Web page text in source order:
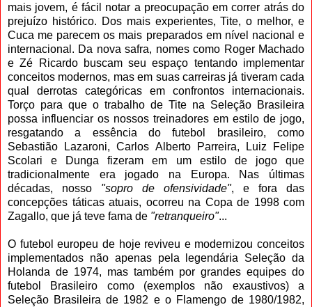
mais jovem, é fácil notar a preocupação em correr atrás do
prejuízo histórico. Dos mais experientes, Tite, o melhor, e
Cuca me parecem os mais preparados em nível nacional e
internacional. Da nova safra, nomes como Roger Machado
e Zé Ricardo buscam seu espaço tentando implementar
conceitos modernos, mas em suas carreiras já tiveram cada
qual derrotas categóricas em confrontos internacionais.
Torço para que o trabalho de Tite na Seleção Brasileira
possa influenciar os nossos treinadores em estilo de jogo,
resgatando a essência do futebol brasileiro, como
Sebastião Lazaroni, Carlos Alberto Parreira, Luiz Felipe
Scolari e Dunga fizeram em um estilo de jogo que
tradicionalmente era jogado na Europa. Nas últimas
décadas, nosso "sopro de ofensividade", e fora das
concepções táticas atuais, ocorreu na Copa de 1998 com
Zagallo, que já teve fama de "retranqueiro"...
O futebol europeu de hoje reviveu e modernizou conceitos
implementados não apenas pela legendária Seleção da
Holanda de 1974, mas também por grandes equipes do
futebol Brasileiro como (exemplos não exaustivos) a
Seleção Brasileira de 1982 e o Flamengo de 1980/1982,